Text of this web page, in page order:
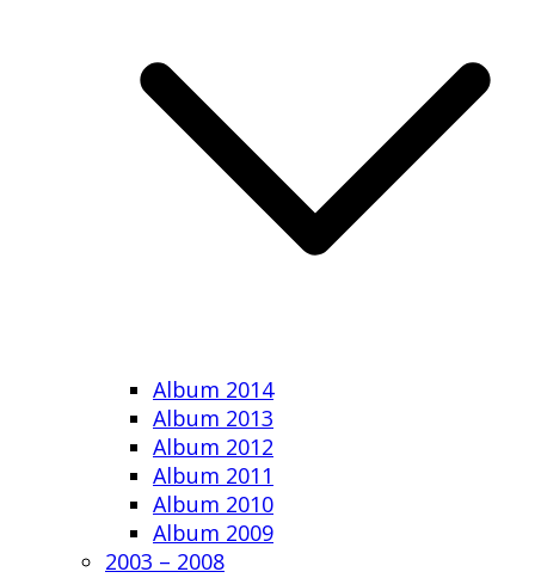
Album 2014
Album 2013
Album 2012
Album 2011
Album 2010
Album 2009
2003 – 2008